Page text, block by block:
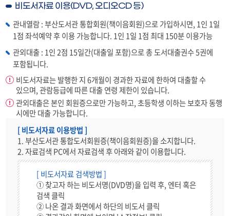
비도서자료 이용(DVD, 오디오CD 등)
관내열람 : 부산도서관 통합회원(책이음회원)으로 가입하시면, 1인 1일
1점 좌석예약 후 이용 가능합니다. 1인 1일 1점 최대 150분 이용가능
관외대출 : 1인 2점 15일간(대출일 포함)으로 총 도서대출권수 5권에
포함됩니다.
비도서자료는 발행한 지 6개월이 경과한 자료에 한하여 대출할 수
있으며, 관람등급에 따른 대출 연령 제한이 있습니다.
관외대출은 본인 회원증으로만 가능하고, 초등학생 이하는 보호자 동행
시에만 대출 가능합니다.
[ 비도서자료 이용방법 ]
1. 부산도서관 통합도서회원증(책이음회원증)을 소지합니다.
2. 자료검색 PC에서 자료검색 후 아래와 같이 이용합니다.
[ 비도서자료 검색방법 ]
① 찾고자 하는 비도서명(DVD명)을 입력 후, 엔터 혹은
검색 클릭
② 나온 결과 화면에서 하단의 비도서 클릭